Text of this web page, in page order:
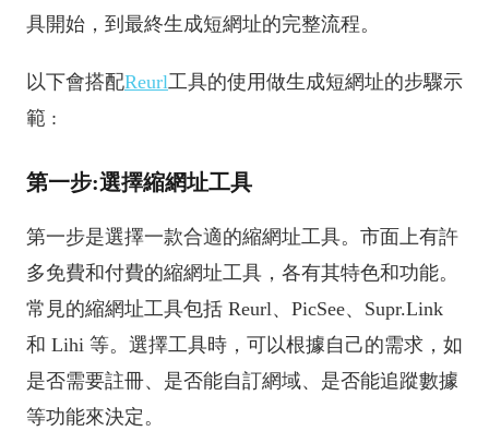
具開始，到最終生成短網址的完整流程。
以下會搭配Reurl工具的使用做生成短網址的步驟示
範 :
第一步:選擇縮網址工具
第一步是選擇一款合適的縮網址工具。市面上有許
多免費和付費的縮網址工具，各有其特色和功能。
常見的縮網址工具包括 Reurl、PicSee、Supr.Link
和 Lihi 等。選擇工具時，可以根據自己的需求，如
是否需要註冊、是否能自訂網域、是否能追蹤數據
等功能來決定。